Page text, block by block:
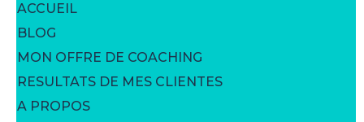
ACCUEIL
BLOG
MON OFFRE DE COACHING
RESULTATS DE MES CLIENTES
A PROPOS